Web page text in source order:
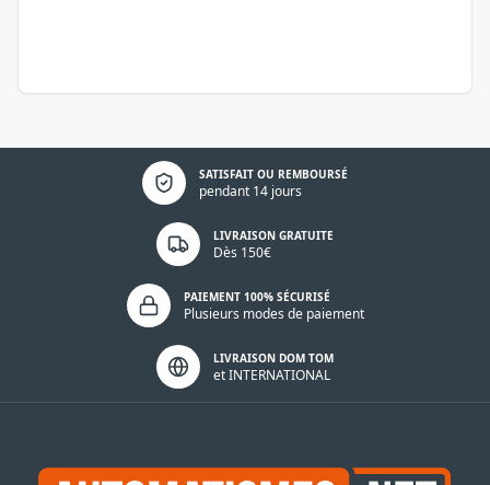
SATISFAIT OU REMBOURSÉ
pendant 14 jours
Politique de confidentialité
LIVRAISON GRATUITE
Dès 150€
PAIEMENT 100% SÉCURISÉ
Plusieurs modes de paiement
LIVRAISON DOM TOM
et INTERNATIONAL